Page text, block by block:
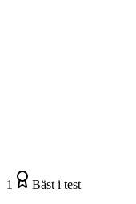
1 Bäst i test